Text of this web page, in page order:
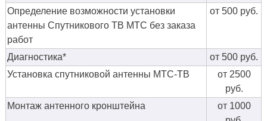
Определение возможности установки
антенны Спутникового ТВ МТС без заказа
работ
от 500 руб.
Диагностика*
от 500 руб.
Установка спутниковой антенны МТС-ТВ
от 2500
руб.
Монтаж антенного кронштейна
от 1000